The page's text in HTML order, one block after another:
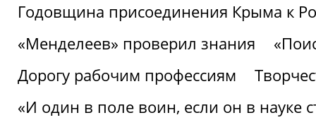
Годовщина присоединения Крыма к
«Менделеев» проверил знания
Дорогу рабочим профессиям
«И один в поле воин, если он в науке